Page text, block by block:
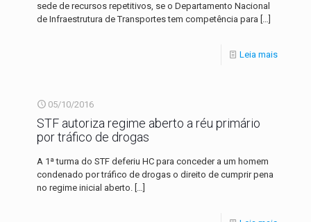
sede de recursos repetitivos, se o Departamento Nacional
de Infraestrutura de Transportes tem competência para […]
Leia mais
05/10/2016
STF autoriza regime aberto a réu primário
por tráfico de drogas
A 1ª turma do STF deferiu HC para conceder a um homem
condenado por tráfico de drogas o direito de cumprir pena
no regime inicial aberto. […]